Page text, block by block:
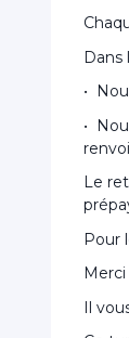
Dans
•
•
Le
Pour
Il